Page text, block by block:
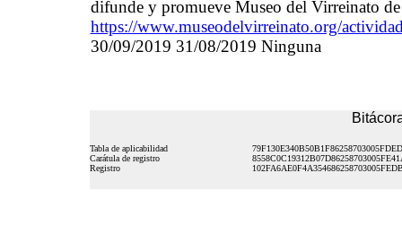
difunde y promueve Museo del Virreinato
https://www.museodelvirreinato.org/
30/09/2019 31/08/2019 Ninguna
Tabla de aplicabilidad
Carátula de registro
Registro